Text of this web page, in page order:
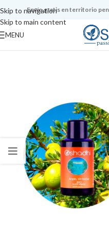
Skip to navigation
Skip to main content
Envío gratis en territorio
MENU